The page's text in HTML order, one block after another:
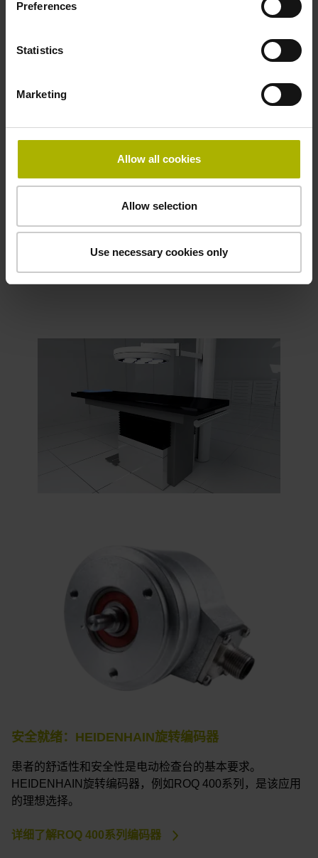
Preferences
Statistics
Marketing
Allow all cookies
Allow selection
Use necessary cookies only
动手术台和检查台，可以提高患者舒适
可靠的编码器进行位置测量。此外，手术
灯的摆臂、可摆式设备固定架和类似设备
应用都需要使用滑环。
安全就绪：HEIDENHAIN旋转编码器
患者的舒适性和安全性是电动检查台的基本要求。
HEIDENHAIN旋转编码器，例如ROQ 400系列，是该应用
的理想选择。
详细了解ROQ 400系列编码器